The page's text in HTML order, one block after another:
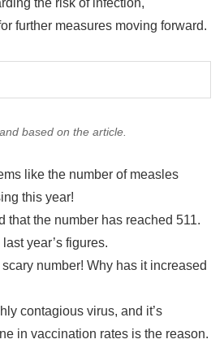
the risk of infection,
further measures moving forward.
based on the article.
like the number of measles
this year!
that the number has reached 511.
year’s figures.
number! Why has it increased
contagious virus, and it’s
in vaccination rates is the reason.